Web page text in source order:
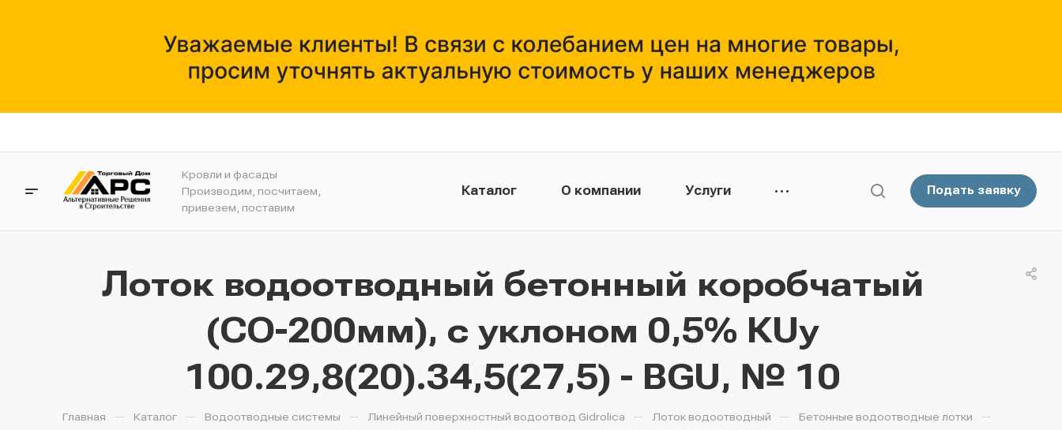
Кровли и фасады
Производим, посчитаем,
привезем, поставим
Каталог О компании Услуги Подать заявку
Лоток водоотводный бетонный коробчатый
(СО-200мм), с уклоном 0,5% КUу
100.29,8(20).34,5(27,5) - BGU, № 10
Главная — Каталог — Водоотводные системы — Линейный поверхностный водоотвод Gidrolica — Лоток водоотводный — Бетонные водоотводные лотки —